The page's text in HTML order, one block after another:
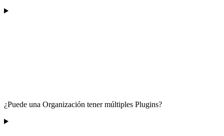
¿Puede una Organización tener múltiples Plugins?